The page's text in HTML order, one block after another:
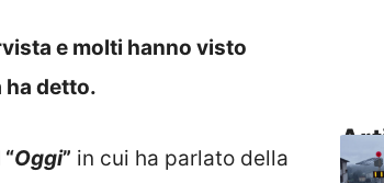
e molti hanno visto
ha detto.
Oggi” in cui ha parlato della